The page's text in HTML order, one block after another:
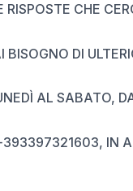
RISPOSTE CHE
DI
AL SABATO,
IN